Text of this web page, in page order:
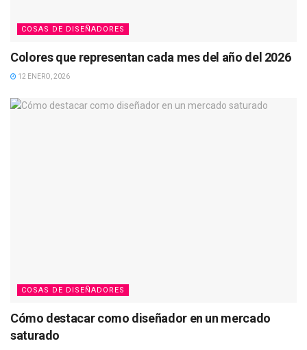
COSAS DE DISEÑADORES
Colores que representan cada mes del año del 2026
12 ENERO, 2026
COSAS DE DISEÑADORES
Cómo destacar como diseñador en un mercado
saturado